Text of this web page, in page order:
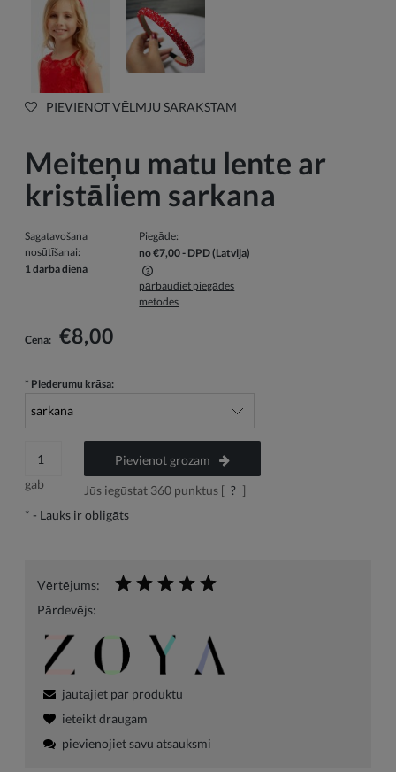
PIEVIENOT VĒLMJU SARAKSTAM
Meiteņu matu lente ar
kristāliem sarkana
Sagatavošana
nosūtīšanai:
1 darba diena
Piegāde:
no €7,00- DPD(Latvija)
Cenā nav iekļautas iespējamās maksājumu izmaksas
pārbaudiet piegādes
metodes
Cena: €8,00
* Piederumu krāsa:
gab
Pievienot grozam
Jūs iegūstat 360punktus [ ? ]
* - Lauks ir obligāts
Vērtējums:
Pārdevējs:
jautājiet par produktu
ieteikt draugam
pievienojiet savu atsauksmi